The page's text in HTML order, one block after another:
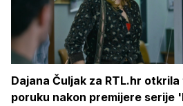
Dajana Čuljak za RTL.hr
poruku nakon premijere serije